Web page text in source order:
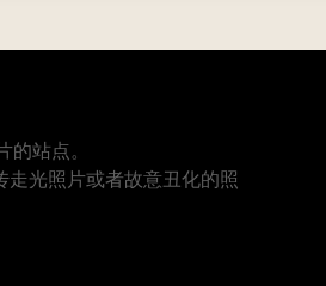
站点。
光照片或者故意丑化的照